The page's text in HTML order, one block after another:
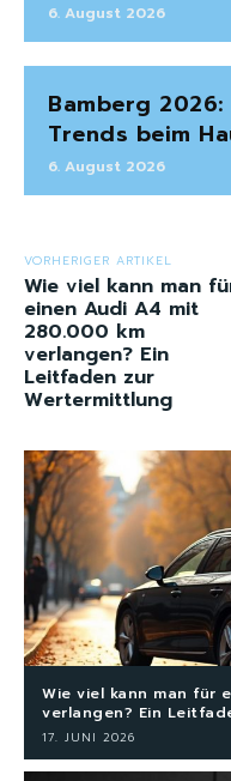
6. August 2026
Bamberg
Trends beim
6. August 2026
VORHERIGER ARTIKEL
Wie viel kann man
einen Audi A4 mit
280.000 km
verlangen? Ein
Leitfaden zur
Wertermittlung
Wie viel kann man für
verlangen? Ein
17. JUNI 2026